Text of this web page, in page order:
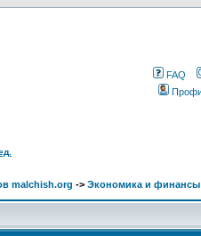
FAQ
malchish.org -> Экономика и финансы